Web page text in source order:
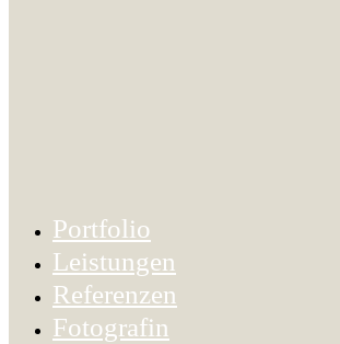
Portfolio
Leistungen
Referenzen
Fotografin